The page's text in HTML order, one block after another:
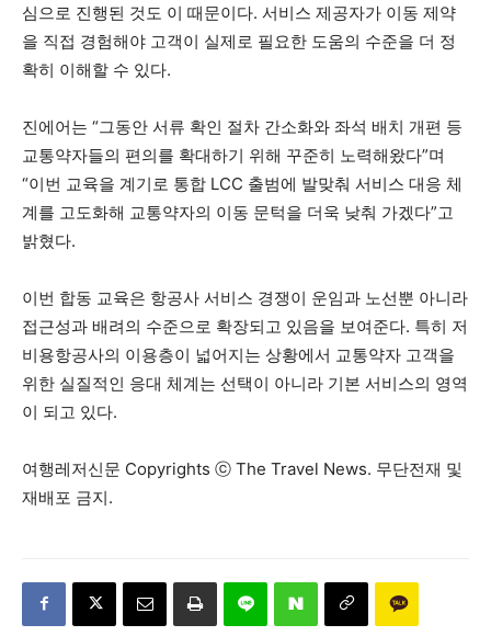
심으로 진행된 것도 이 때문이다. 서비스 제공자가 이동 제약
을 직접 경험해야 고객이 실제로 필요한 도움의 수준을 더 정
확히 이해할 수 있다.
진에어는 “그동안 서류 확인 절차 간소화와 좌석 배치 개편 등
교통약자들의 편의를 확대하기 위해 꾸준히 노력해왔다”며
“이번 교육을 계기로 통합 LCC 출범에 발맞춰 서비스 대응 체
계를 고도화해 교통약자의 이동 문턱을 더욱 낮춰 가겠다”고
밝혔다.
이번 합동 교육은 항공사 서비스 경쟁이 운임과 노선뿐 아니라
접근성과 배려의 수준으로 확장되고 있음을 보여준다. 특히 저
비용항공사의 이용층이 넓어지는 상황에서 교통약자 고객을
위한 실질적인 응대 체계는 선택이 아니라 기본 서비스의 영역
이 되고 있다.
여행레저신문 Copyrights ⓒ The Travel News. 무단전재 및
재배포 금지.